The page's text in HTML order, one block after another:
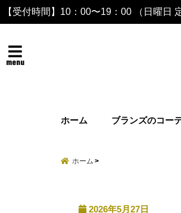
【受付時間】10：00〜19：00 （日曜日
menu
ホーム ブランズのコー
ホーム
2026年5月27日